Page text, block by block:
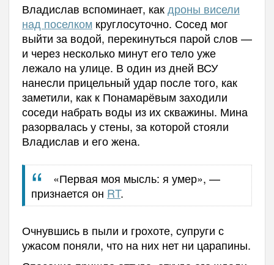
Владислав вспоминает, как дроны висели
над поселкомкруглосуточно. Сосед мог
выйти за водой, перекинуться парой слов —
и через несколько минут его тело уже
лежало на улице. В один из дней ВСУ
нанесли прицельный удар после того, как
заметили, как к Понамарёвым заходили
соседи набрать воды из их скважины. Мина
разорвалась у стены, за которой стояли
Владислав и его жена.
«Первая моя мысль: я умер», —
признается он RT.
Очнувшись в пыли и грохоте, супруги с
ужасом поняли, что на них нет ни царапины.